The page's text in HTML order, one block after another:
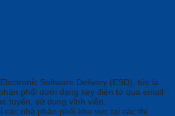
Software Delivery (ESD), tức là
phối dưới dạng key điện tử qua email
tuyến, sử dụng vĩnh viễn.
các nhà phân phối khu vực tại các thị